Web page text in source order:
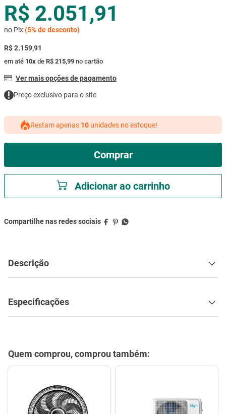
R$ 2.051,91
no Pix(5%de desconto)
R$ 2.159,91
em até 10x de R$ 215,99 no cartão
Ver mais opções de pagamento
Preço exclusivo para o site
Restam apenas 10 unidades no estoque!
Comprar
Adicionar ao carrinho
Descrição
Especificações
Quem comprou, comprou também:
9 º mesa
º